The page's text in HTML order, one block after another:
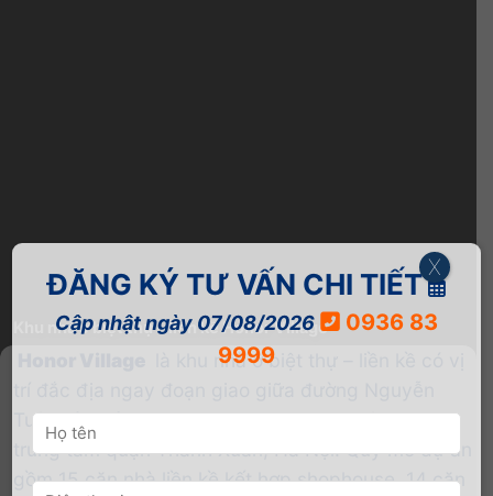
Khu nhà ở biệt thự – liền kề Honor Village
là khu nhà ở biệt thự – liền kề có vị
Tuân và đường Ngụy Như Kon Tum, thuộc khu
trung tâm quận Thanh Xuân, Hà Nội. Quy mô dự án
gồm 15 căn nhà liền kề kết hợp shophouse, 14 căn
ĐĂNG KÝ TƯ VẤN CHI TIẾT
Cập nhật ngày 07/08/2026
0936 83
9999
X